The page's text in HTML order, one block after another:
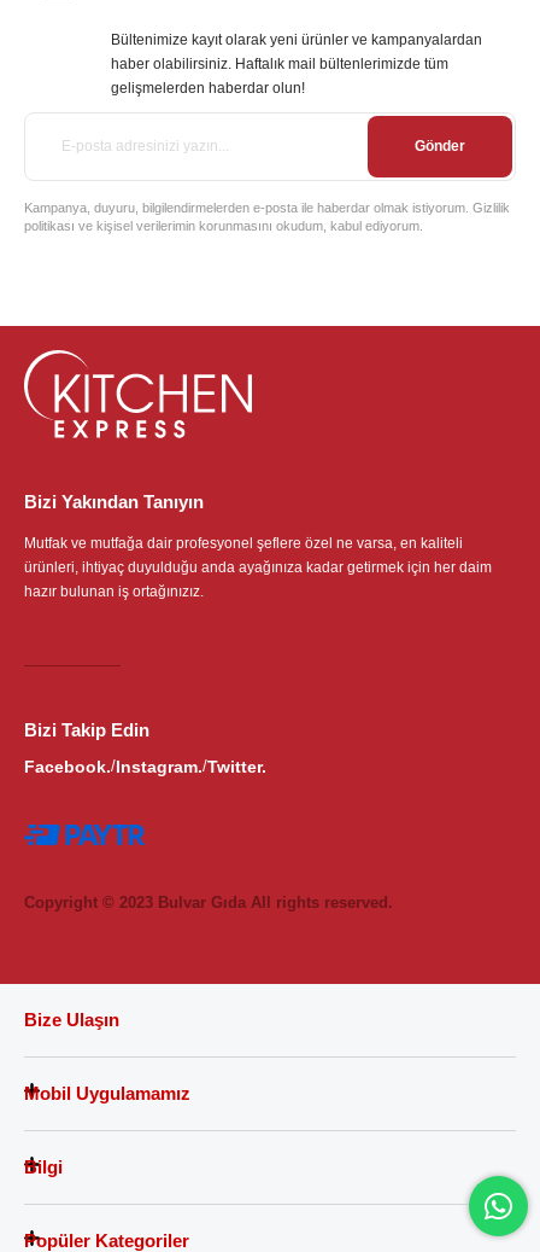
Bültenimize kayıt olarak yeni ürünler ve kampanyalardan
haber olabilirsiniz. Haftalık mail bültenlerimizde tüm
gelişmelerden haberdar olun!
Gönder
Kampanya, duyuru, bilgilendirmelerden e-posta ile haberdar olmak istiyorum. Gizlilik
politikası ve kişisel verilerimin korunmasını okudum, kabul ediyorum.
Bizi Yakından Tanıyın
Mutfak ve mutfağa dair profesyonel şeflere özel ne varsa, en kaliteli
ürünleri, ihtiyaç duyulduğu anda ayağınıza kadar getirmek için her daim
hazır bulunan iş ortağınızız.
Bizi Takip Edin
Facebook./Instagram./Twitter.
Copyright © 2023 Bulvar Gıda All rights reserved.
Bize Ulaşın
Mobil Uygulamamız
Bilgi
Popüler Kategoriler